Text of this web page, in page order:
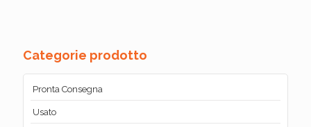
Categorie prodotto
Pronta Consegna
Usato